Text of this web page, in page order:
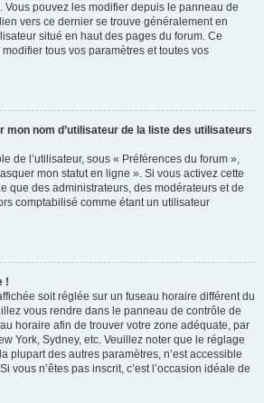
Vous pouvez les modifier depuis le panneau de
vers ce dernier se trouve généralement en
situé en haut des pages du forum. Ce
tous vos paramètres et toutes vos
mon nom d’utilisateur de la liste des utilisateurs
de l’utilisateur, sous « Préférences du forum »,
mon statut en ligne ». Si vous activez cette
que des administrateurs, des modérateurs et de
comptabilisé comme étant un utilisateur
!
soit réglée sur un fuseau horaire différent du
vous rendre dans le panneau de contrôle de
horaire afin de trouver votre zone adéquate, par
York, Sydney, etc. Veuillez noter que le réglage
plupart des autres paramètres, n’est accessible
vous n’êtes pas inscrit, c’est l’occasion idéale de